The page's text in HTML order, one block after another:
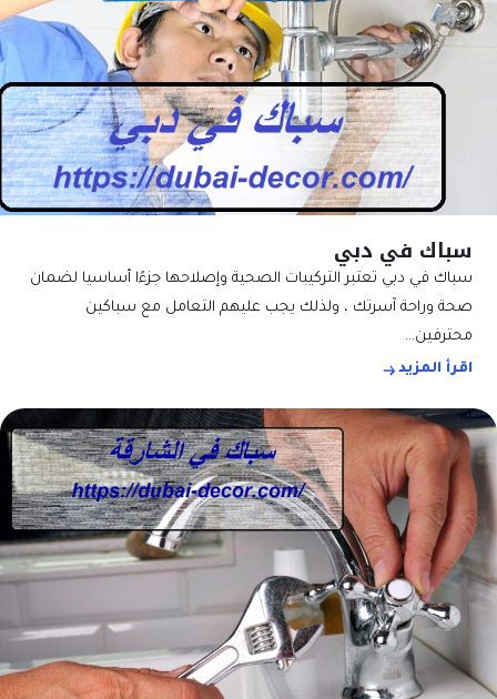
سباك في دبي
سباك في دبي تعتبر التركيبات الصحية وإصلاحها جزءًا أساسيا لضمان
صحة وراحة آسرتك ، ولذلك يجب عليهم التعامل مع سباكين
محترفين…
اقرأ المزيد